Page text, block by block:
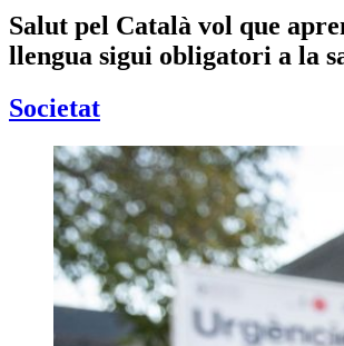
Salut pel Català vol que
llengua sigui obligatori a la
Societat